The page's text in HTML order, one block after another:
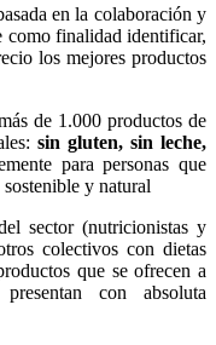
en la colaboración y
como finalidad identificar,
los mejores productos
de 1.000 productos de
sin gluten, sin leche,
para personas que
y natural
sector (nutricionistas y
colectivos con dietas
que se ofrecen a
con absoluta